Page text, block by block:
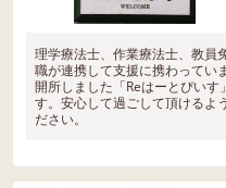
理学療法士、作業療法士、教員
職が連携して支援に携わってい
開所しました「Reはーとぴいす
す。安心して過ごして頂けるよ
ださい。